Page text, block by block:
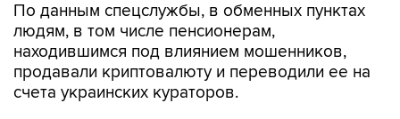
По данным спецслужбы, в обменных пунктах
людям, в том числе пенсионерам,
находившимся под влиянием мошенников,
продавали криптовалюту и переводили ее на
счета украинских кураторов.